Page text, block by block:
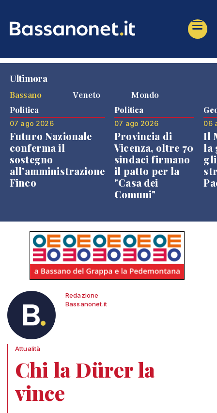
Ultimora
Bassano
Veneto Mondo
Politica
07 ago 2026
Futuro Nazionale
conferma il
sostegno
all'amministrazione
Finco
Politica
07 ago 2026
Provincia di
Vicenza, oltre 70
sindaci firmano
il patto per la
"Casa dei
Comuni"
06
Il
la
Redazione
Bassanonet.it
Attualità
Chi la Dürer la
vince